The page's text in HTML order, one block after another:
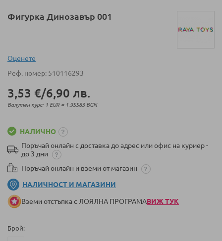
Преминете
галерия
снимки
Фигурка Динозавър 001
Оценeте
Реф. номер 510116293
3,53 €/6,90 лв.
Валутен курс: 1 EUR = 1.95583 BGN
НАЛИЧНО
Поръчай онлайн с доставка до адрес или офис на куриер -
до 3 дни
Поръчай онлайн и вземи от магазин
НАЛИЧНОСТ И МАГАЗИНИ
Вземи отстъпка с ЛОЯЛНА ПРОГРАМАВИЖ ТУК
Брой